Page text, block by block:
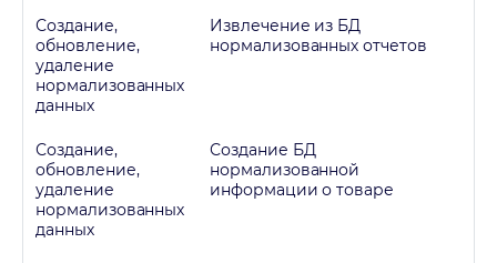
Создание,
обновление,
удаление
нормализованных
данных
Извлечение из БД
нормализованных отчетов
Создание,
обновление,
удаление
нормализованных
данных
Создание БД
нормализованной
информации о товаре